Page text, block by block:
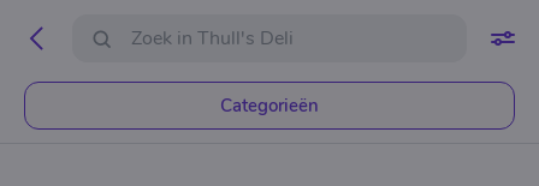
Categorieën